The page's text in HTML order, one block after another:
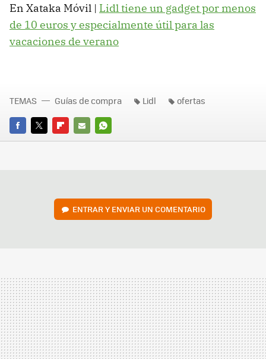
En Xataka Móvil | Lidl tiene un gadget por menos
de 10 euros y especialmente útil para las
vacaciones de verano
FACEBOOK
TWITTERFLIPBOARD
E-
WHATSAPP
TEMAS Guías de compra Lidl ofertas
ENTRAR Y ENVIAR UN COMENTARIO